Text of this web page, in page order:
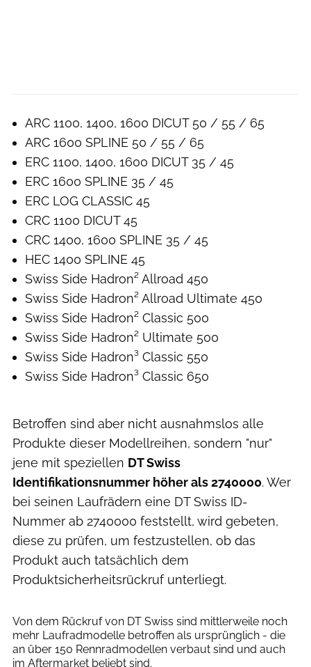
ARC 1100, 1400, 1600 DICUT 50 / 55 / 65
ARC 1600 SPLINE 50 / 55 / 65
ERC 1100, 1400, 1600 DICUT 35 / 45
ERC 1600 SPLINE 35 / 45
ERC LOG CLASSIC 45
CRC 1100 DICUT 45
CRC 1400, 1600 SPLINE 35 / 45
HEC 1400 SPLINE 45
Swiss Side Hadron² Allroad 450
Swiss Side Hadron² Allroad Ultimate 450
Swiss Side Hadron² Classic 500
Swiss Side Hadron² Ultimate 500
Swiss Side Hadron³ Classic 550
Swiss Side Hadron³ Classic 650
Betroffen sind aber nicht ausnahmslos alle
Produkte dieser Modellreihen, sondern "nur"
jene mit speziellen DT Swiss
Identifikationsnummer höher als 2740000. Wer
bei seinen Laufrädern eine DT Swiss ID-
Nummer ab 2740000 feststellt, wird gebeten,
diese zu prüfen, um festzustellen, ob das
Produkt auch tatsächlich dem
Produktsicherheitsrückruf unterliegt.
Von dem Rückruf von DT Swiss sind mittlerweile noch
mehr Laufradmodelle betroffen als ursprünglich - die
an über 150 Rennradmodellen verbaut sind und auch
im Aftermarket beliebt sind.